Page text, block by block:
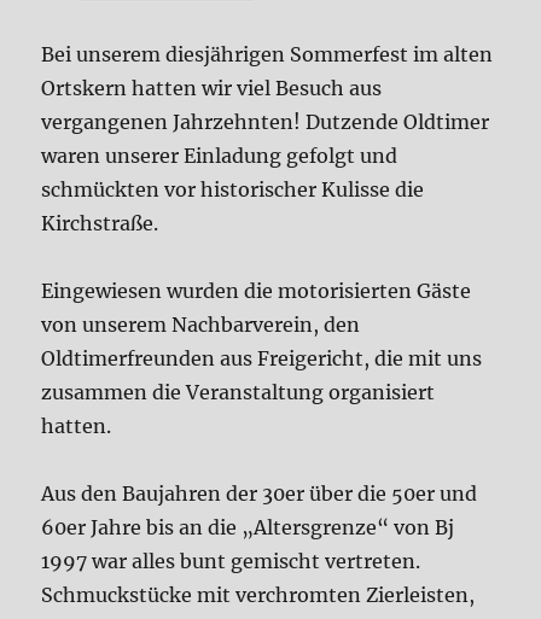
Bei unserem diesjährigen Sommerfest im alten
Ortskern hatten wir viel Besuch aus
vergangenen Jahrzehnten! Dutzende Oldtimer
waren unserer Einladung gefolgt und
schmückten vor historischer Kulisse die
Kirchstraße.
Eingewiesen wurden die motorisierten Gäste
von unserem Nachbarverein, den
Oldtimerfreunden aus Freigericht, die mit uns
zusammen die Veranstaltung organisiert
hatten.
Aus den Baujahren der 30er über die 50er und
60er Jahre bis an die „Altersgrenze“ von Bj
1997 war alles bunt gemischt vertreten.
Schmuckstücke mit verchromten Zierleisten,